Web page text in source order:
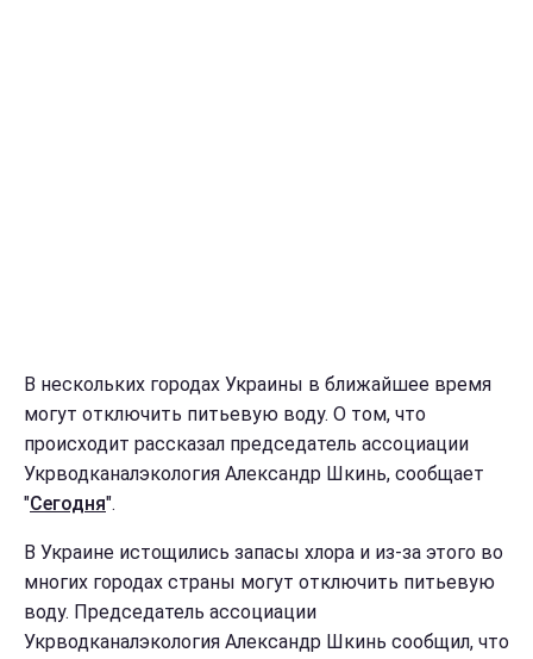
В нескольких городах Украины в ближайшее время
могут отключить питьевую воду. О том, что
происходит рассказал председатель ассоциации
Укрводканалэкология Александр Шкинь, сообщает
"Сегодня".
В Украине истощились запасы хлора и из-за этого во
многих городах страны могут отключить питьевую
воду. Председатель ассоциации
Укрводканалэкология Александр Шкинь сообщил, что